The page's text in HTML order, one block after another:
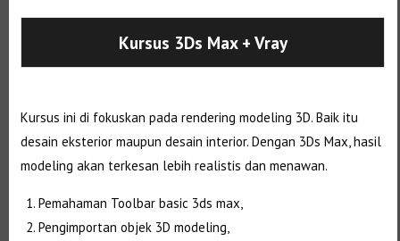
Kursus 3Ds Max + Vray
Kursus ini di fokuskan pada rendering modeling 3D. Baik itu
desain eksterior maupun desain interior. Dengan 3Ds Max, hasil
modeling akan terkesan lebih realistis dan menawan.
Pemahaman Toolbar basic 3ds max,
Pengimportan objek 3D modeling,